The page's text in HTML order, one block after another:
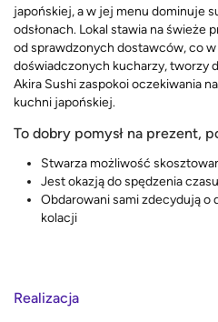
japońskiej, a w jej menu dominuje
odsłonach. Lokal stawia na świeże
od sprawdzonych dostawców, co
doświadczonych kucharzy, tworzy
Akira Sushi zaspokoi oczekiwania
kuchni japońskiej.
To dobry pomysł na prezent,
Stwarza możliwość
Jest okazją do spędzenia
Obdarowani sami zdecydują o
kolacji
Realizacja